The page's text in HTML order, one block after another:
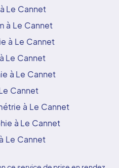
Le Cannet
à Le Cannet
à Le Cannet
Le Cannet
à Le Cannet
Cannet
à Le Cannet
à Le Cannet
Le Cannet